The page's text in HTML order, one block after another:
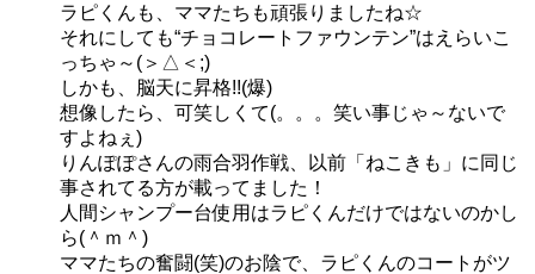
ラピくんも、ママたちも頑張りましたね☆
それにしても“チョコレートファウンテン”はえらいこ
っちゃ～(＞△＜;)
しかも、脳天に昇格!!(爆)
想像したら、可笑しくて(。。。笑い事じゃ～ないで
すよねぇ)
りんぽぽさんの雨合羽作戦、以前「ねこきも」に同じ
事されてる方が載ってました！
人間シャンプー台使用はラピくんだけではないのかし
ら(＾ｍ＾)
ママたちの奮闘(笑)のお陰で、ラピくんのコートがツ